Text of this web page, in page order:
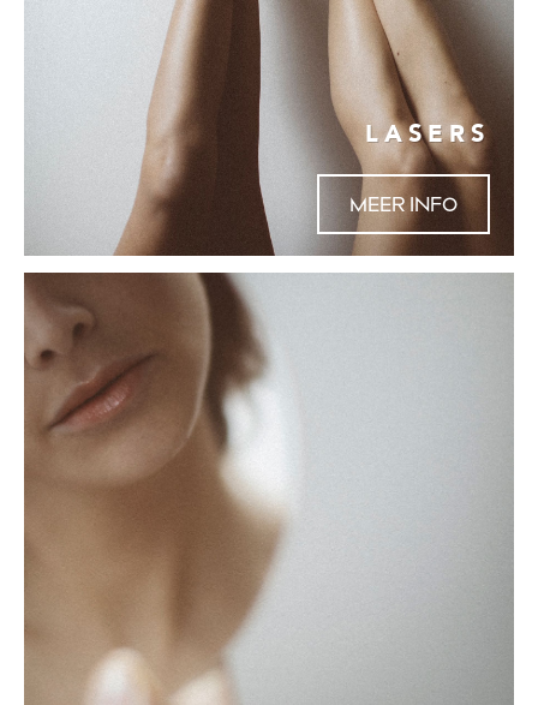
LASERS
MEER INFO